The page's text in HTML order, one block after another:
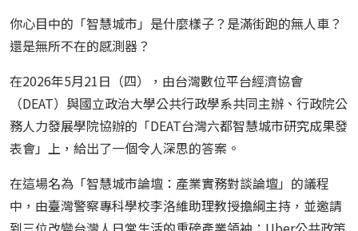
你心目中的「智慧城市」是什麼樣子？是滿街跑的無人車？
還是無所不在的感測器？
在2026年5月21日（四），由台灣數位平台經濟協會
（DEAT）與國立政治大學公共行政學系共同主辦、行政院公
務人力發展學院協辦的「DEAT台灣六都智慧城市研究成果發
表會」上，給出了一個令人深思的答案。
在這場名為「智慧城市論壇：產業實務對談論壇」的議程
中，由臺灣警察專科學校李洛維助理教授擔綱主持，並邀請